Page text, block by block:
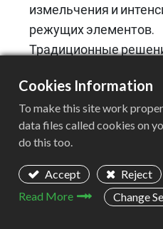
измельчения и
режущих элементов.
Традиционные
измельчения,
одновременно
подачу
выполнить
мелкодисперсной
этой актуальной
компания
Cookies Information
To make this site work
data files called cookies on
do this too.
Accept
Reject
Read More
Change